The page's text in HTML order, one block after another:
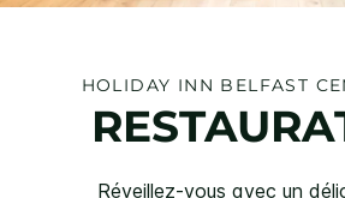
HOLIDAY INN BELFAST
Réveillez-vous avec un